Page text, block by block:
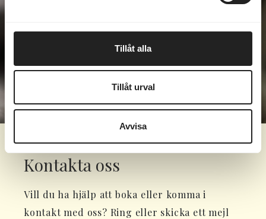
Tillåt alla
Tillåt urval
Avvisa
Kontakta oss
Vill du ha hjälp att boka eller komma i
kontakt med oss? Ring eller skicka ett mejl